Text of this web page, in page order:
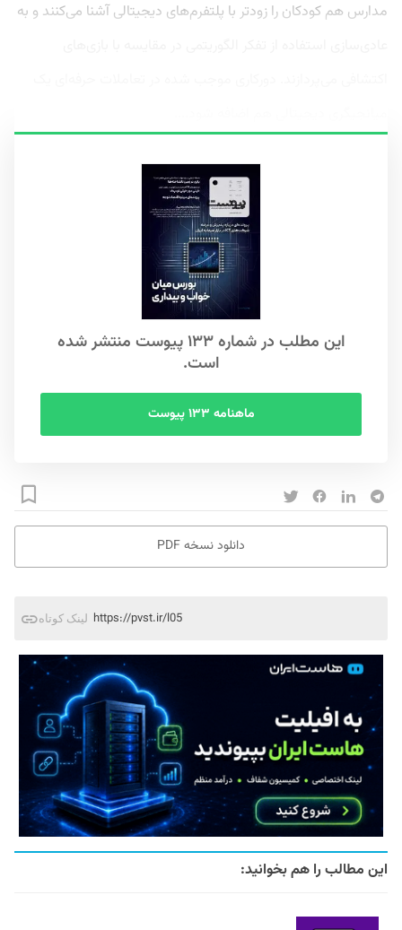
مدارس هم کودکان را زودتر با پلتفرم‌های دیجیتالی آشنا می‌کنند و به
این مطلب در شماره ۱۳۳ پیوست منتشر شده
است.
ماهنامه ۱۳۳ پیوست
دانلود نسخه PDF
لینک کوتاه https://pvst.ir/l05
این مطالب را هم بخوانید: